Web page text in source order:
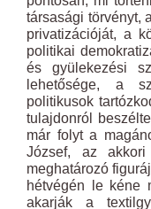
társasági törvényt,
privatizációját, a
politikai
és gyülekezési
lehetősége, a
politikusok
tulajdonról
már folyt a
József, az akkori
meghatározó
hétvégén le kéne
akarják a